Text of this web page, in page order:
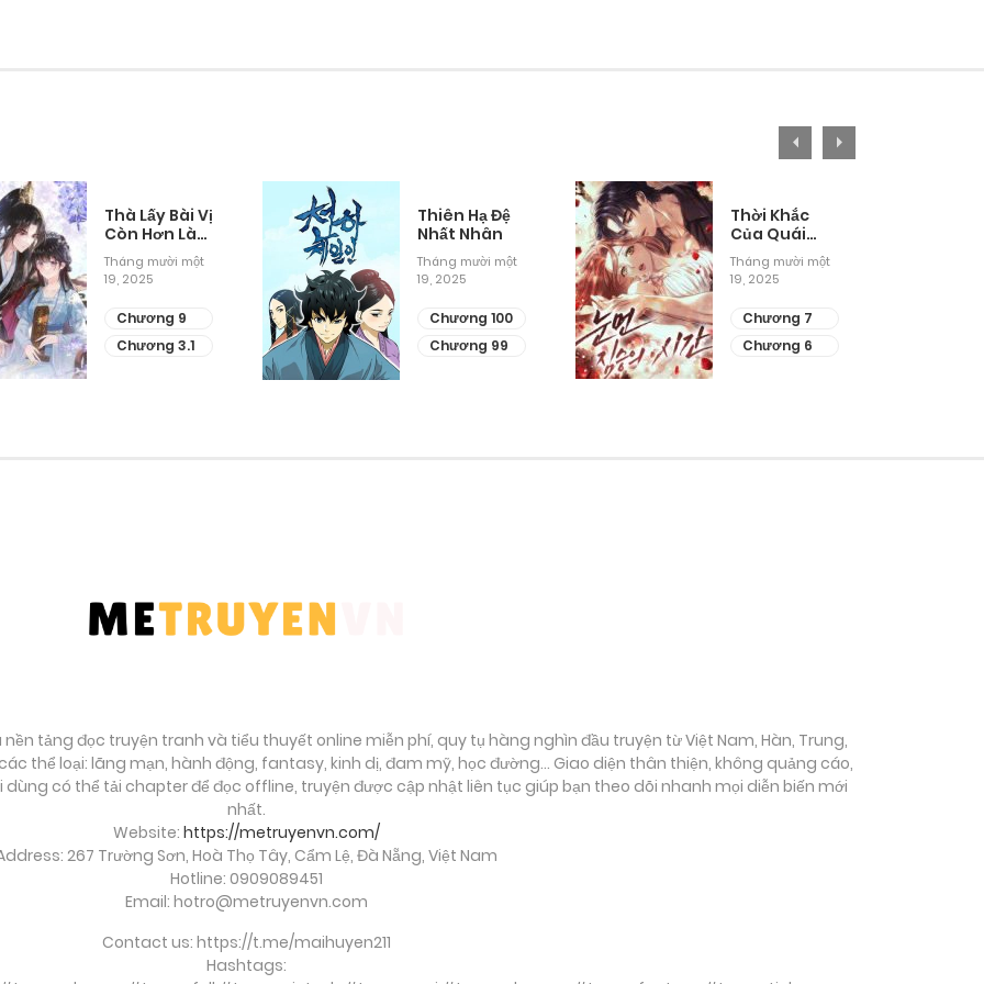
Thà Lấy Bài Vị
Còn Hơn Làm
Thiếp
Tháng mười một
19, 2025
Chương 9
Chương 3.1
Thiên Hạ Đệ
Nhất Nhân
Tháng mười một
19, 2025
Chương 100
Chương 99
Thời Khắc
Của Quái
Thú Mù
Tháng mười một
19, 2025
Chương 7
Chương 6
nền tảng đọc truyện tranh và tiểu thuyết online miễn phí, quy tụ hàng nghìn đầu truyện từ Việt Nam, Hàn, Trung,
thể loại: lãng mạn, hành động, fantasy, kinh dị, đam mỹ, học đường… Giao diện thân thiện, không quảng cáo,
có thể tải chapter để đọc offline, truyện được cập nhật liên tục giúp bạn theo dõi nhanh mọi diễn biến mới
nhất.
Website: https://metruyenvn.com/
267 Trường Sơn, Hoà Thọ Tây, Cẩm Lệ, Đà Nẵng, Việt Nam
Hotline: 0909089451
Email: hotro@metruyenvn.com
Contact us: https://t.me/maihuyen211
Hashtags: